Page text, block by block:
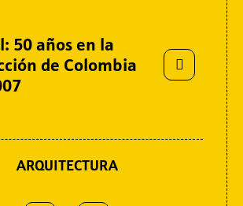
50 años en la
de Colombia
ARQUITECTURA